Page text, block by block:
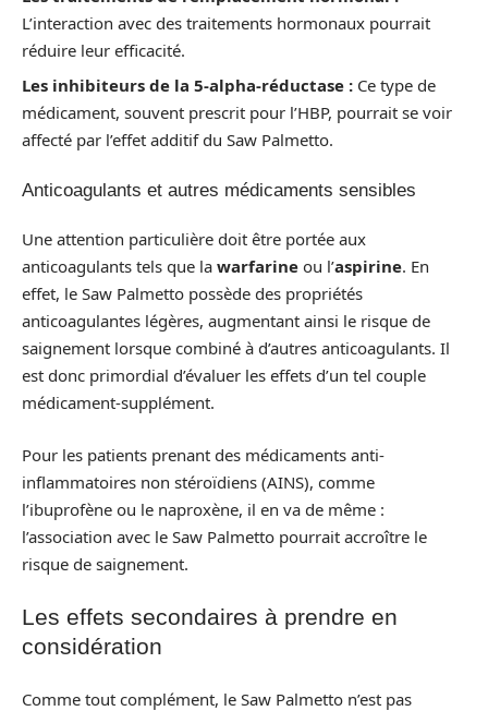
L’interaction avec des traitements hormonaux pourrait
réduire leur efficacité.
Les inhibiteurs de la 5-alpha-réductase : Ce type de
médicament, souvent prescrit pour l’HBP, pourrait se voir
affecté par l’effet additif du Saw Palmetto.
Anticoagulants et autres médicaments sensibles
Une attention particulière doit être portée aux
anticoagulants tels que la warfarine ou l’aspirine. En
effet, le Saw Palmetto possède des propriétés
anticoagulantes légères, augmentant ainsi le risque de
saignement lorsque combiné à d’autres anticoagulants. Il
est donc primordial d’évaluer les effets d’un tel couple
médicament-supplément.
Pour les patients prenant des médicaments anti-
inflammatoires non stéroïdiens (AINS), comme
l’ibuprofène ou le naproxène, il en va de même :
l’association avec le Saw Palmetto pourrait accroître le
risque de saignement.
Les effets secondaires à prendre en
considération
Comme tout complément, le Saw Palmetto n’est pas